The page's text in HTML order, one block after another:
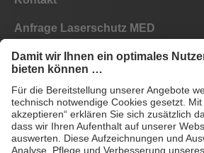
Anfrage Laserschutz MED
Anfrage Laserschutz IND
EYEPRO Schutzstufenrechner
Gebrauchsanleitungen
Häufige Fragen